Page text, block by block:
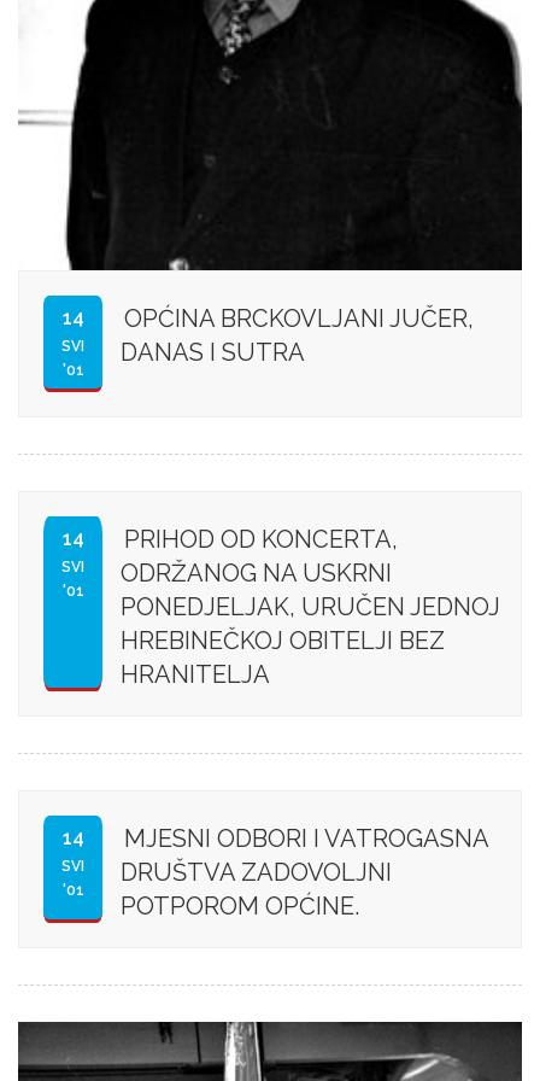
14
SVI
'01
OPĆINA BRCKOVLJANI JUČER,
DANAS I SUTRA
14
SVI
'01
PRIHOD OD KONCERTA,
ODRŽANOG NA USKRNI
PONEDJELJAK, URUČEN JEDNOJ
HREBINEČKOJ OBITELJI BEZ
HRANITELJA
14
SVI
'01
MJESNI ODBORI I VATROGASNA
DRUŠTVA ZADOVOLJNI
POTPOROM OPĆINE.